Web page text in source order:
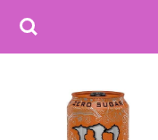
Ga
hoofdinhoud